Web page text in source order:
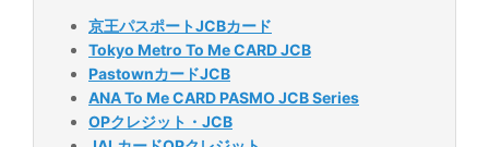
京王パスポートJCBカード
Tokyo Metro To Me CARD JCB
PastownカードJCB
ANA To Me CARD PASMO JCB Series
OPクレジット・JCB